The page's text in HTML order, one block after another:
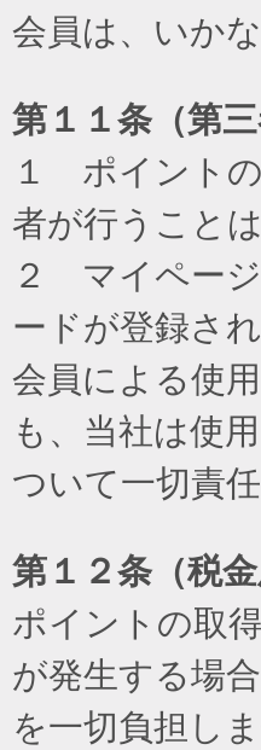
会員は、いか
第１１条（第
１ ポイントの
者が行うこと
２ マイページ
ードが登録さ
会員による使
も、当社は使
ついて一切責
第１２条（税金
ポイントの取
が発生する場
を一切負担しま